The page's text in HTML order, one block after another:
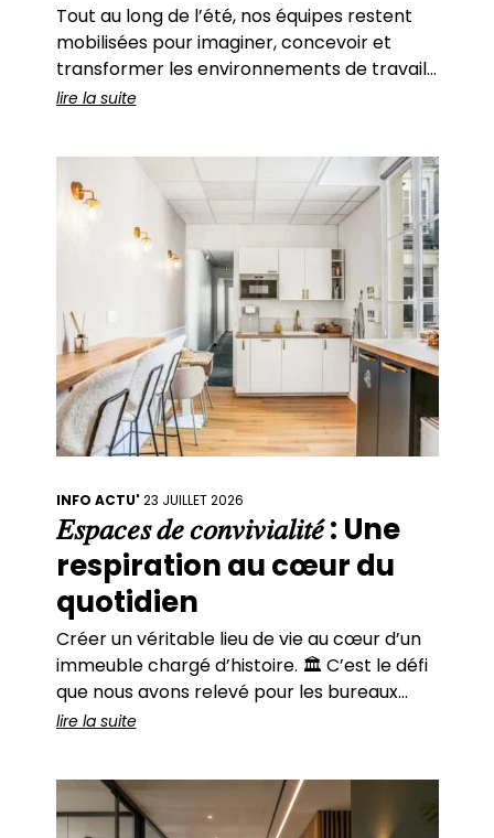
Tout au long de l’été, nos équipes restent
mobilisées pour imaginer, concevoir et
transformer les environnements de travail
de nos clients. De beaux projets sont en
🚀 Chez form’a, nous partageons une même
conviction
lire la suite
INFO ACTU'23 JUILLET 2026
𝐸𝑠𝑝𝑎𝑐𝑒𝑠 𝑑𝑒 𝑐𝑜𝑛𝑣𝑖𝑣𝑖𝑎𝑙𝑖𝑡𝑒́ : Une
respiration au cœur du
quotidien
Créer un véritable lieu de vie au cœur d’un
immeuble chargé d’histoire. 🏛️ C’est le défi
que nous avons relevé pour les bureaux
parisiens de Quadrille Capital. Des hauteurs
naturellement. ✨ L’immeuble haussmannien
séduit par
lire la suite